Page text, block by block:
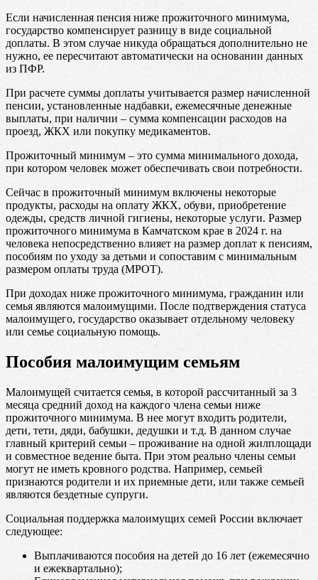
Если начисленная пенсия ниже прожиточного минимума,
государство компенсирует разницу в виде социальной
доплаты. В этом случае никуда обращаться дополнительно не
нужно, ее пересчитают автоматически на основании данных
из ПФР.
При расчете суммы доплаты учитывается размер начисленной
пенсии, установленные надбавки, ежемесячные денежные
выплаты, при наличии – сумма компенсации расходов на
проезд, ЖКХ или покупку медикаментов.
Прожиточный минимум – это сумма минимального дохода,
при котором человек может обеспечивать свои потребности.
Сейчас в прожиточный минимум включены некоторые
продукты, расходы на оплату ЖКХ, обуви, приобретение
одежды, средств личной гигиены, некоторые услуги. Размер
прожиточного минимума в Камчатском крае в 2024 г. на
человека непосредственно влияет на размер доплат к пенсиям,
пособиям по уходу за детьми и сопоставим с минимальным
размером оплаты труда (МРОТ).
При доходах ниже прожиточного минимума, гражданин или
семья являются малоимущими. После подтверждения статуса
малоимущего, государство оказывает отдельному человеку
или семье социальную помощь.
Пособия малоимущим семьям
Малоимущей считается семья, в которой рассчитанный за 3
месяца средний доход на каждого члена семьи ниже
прожиточного минимума. В нее могут входить родители,
дети, тети, дяди, бабушки, дедушки и т.д. В данном случае
главный критерий семьи – проживание на одной жилплощади
и совместное ведение быта. При этом реально члены семьи
могут не иметь кровного родства. Например, семьей
признаются родители и их приемные дети, или также семьей
являются бездетные супруги.
Социальная поддержка малоимущих семей России включает
следующее:
Выплачиваются пособия на детей до 16 лет (ежемесячно
и ежеквартально);